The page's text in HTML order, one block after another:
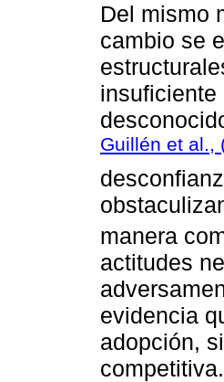
Del mismo
cambio se
insuficiente
Guillén et al.,
manera
actitudes
evidencia
adopción,
competitiva.